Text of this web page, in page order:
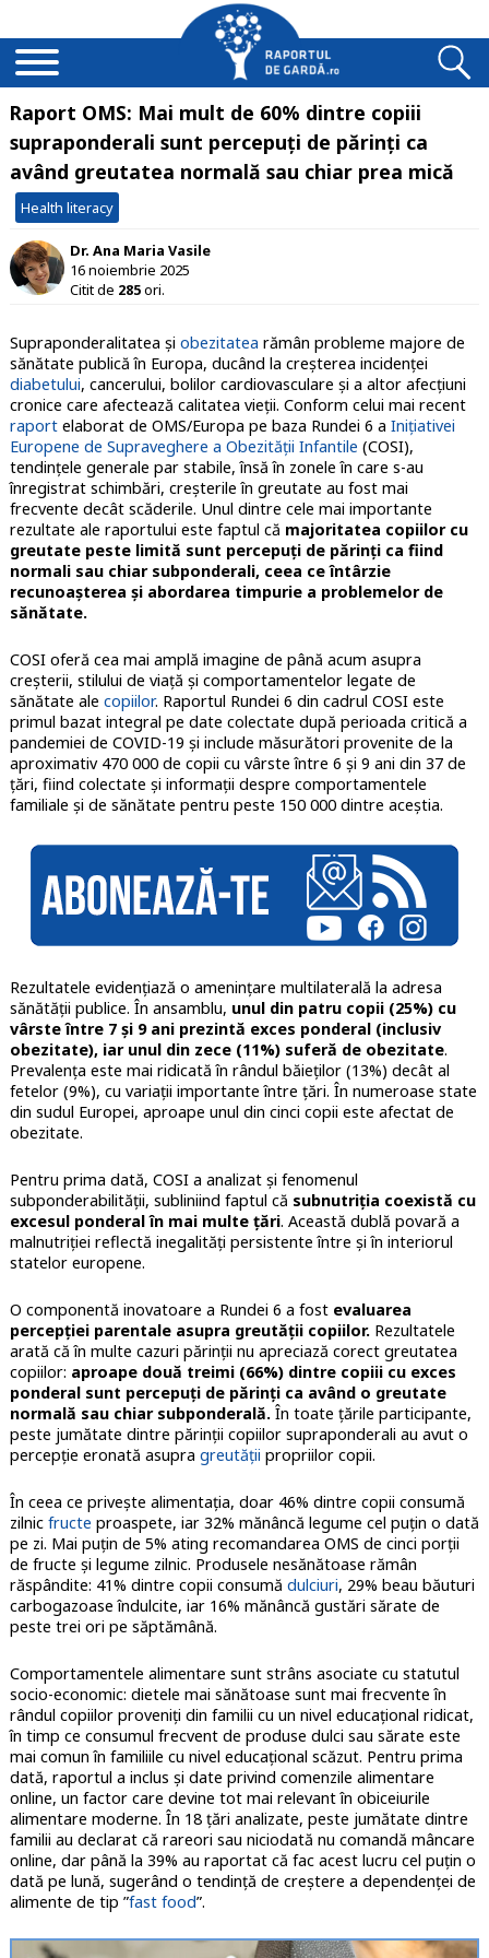
Raport OMS: Mai mult de 60% dintre copiii
supraponderali sunt percepuți de părinți ca
având greutatea normală sau chiar prea mică
Health literacy
Dr. Ana Maria Vasile
16 noiembrie 2025
Citit de 285ori.
Supraponderalitatea și obezitatea rămân probleme majore de
sănătate publică în Europa, ducând la creșterea incidenței
diabetului, cancerului, bolilor cardiovasculare și a altor afecțiuni
cronice care afectează calitatea vieții. Conform celui mai recent
raportelaborat de OMS/Europa pe baza Rundei 6 a Inițiativei
Europene de Supraveghere a Obezității Infantile (COSI),
tendințele generale par stabile, însă în zonele în care s-au
înregistrat schimbări, creșterile în greutate au fost mai
frecvente decât scăderile. Unul dintre cele mai importante
rezultate ale raportului este faptul că majoritatea copiilor cu
greutate peste limită sunt percepuți de părinți ca fiind
normali sau chiar subponderali, ceea ce întârzie
recunoașterea și abordarea timpurie a problemelor de
sănătate.
COSI oferă cea mai amplă imagine de până acum asupra
creșterii, stilului de viață și comportamentelor legate de
sănătate ale copiilor. Raportul Rundei 6 din cadrul COSI este
primul bazat integral pe date colectate după perioada critică a
pandemiei de COVID-19 și include măsurători provenite de la
aproximativ 470 000 de copii cu vârste între 6 și 9 ani din 37 de
țări, fiind colectate și informații despre comportamentele
familiale și de sănătate pentru peste 150 000 dintre aceștia.
Rezultatele evidențiază o amenințare multilaterală la adresa
sănătății publice. În ansamblu, unul din patru copii (25%) cu
vârste între 7 și 9 ani prezintă exces ponderal (inclusiv
obezitate), iar unul din zece (11%) suferă de obezitate.
Prevalența este mai ridicată în rândul băieților (13%) decât al
fetelor (9%), cu variații importante între țări. În numeroase state
din sudul Europei, aproape unul din cinci copii este afectat de
obezitate.
Pentru prima dată, COSI a analizat și fenomenul
subponderabilității, subliniind faptul că subnutriția coexistă cu
excesul ponderal în mai multe țări. Această dublă povară a
malnutriției reflectă inegalități persistente între și în interiorul
statelor europene.
O componentă inovatoare a Rundei 6 a fostevaluarea
percepției parentale asupra greutății copiilor.Rezultatele
arată că în multe cazuri părinții nu apreciază corect greutatea
copiilor: aproape două treimi (66%) dintre copiii cu exces
ponderal sunt percepuți de părinți ca având o greutate
normală sau chiar subponderală.În toate țările participante,
peste jumătate dintre părinții copiilor supraponderali au avut o
percepție eronată asupra greutății propriilor copii.
În ceea ce privește alimentația, doar 46% dintre copii consumă
zilnic fructe proaspete, iar 32% mănâncă legume cel puțin o dată
pe zi. Mai puțin de 5% ating recomandarea OMS de cinci porții
de fructe și legume zilnic. Produsele nesănătoase rămân
răspândite: 41% dintre copii consumă dulciuri, 29% beau băuturi
carbogazoase îndulcite, iar 16% mănâncă gustări sărate de
peste trei ori pe săptămână.
Comportamentele alimentare sunt strâns asociate cu statutul
socio-economic: dietele mai sănătoase sunt mai frecvente în
rândul copiilor proveniți din familii cu un nivel educațional ridicat,
în timp ce consumul frecvent de produse dulci sau sărate este
mai comun în familiile cu nivel educațional scăzut. Pentru prima
dată, raportul a inclus și date privind comenzile alimentare
online, un factor care devine tot mai relevant în obiceiurile
alimentare moderne. În 18 țări analizate, peste jumătate dintre
familii au declarat că rareori sau niciodată nu comandă mâncare
online, dar până la 39% au raportat că fac acest lucru cel puțin o
dată pe lună, sugerând o tendință de creștere a dependenței de
alimente de tip ”fast food”.